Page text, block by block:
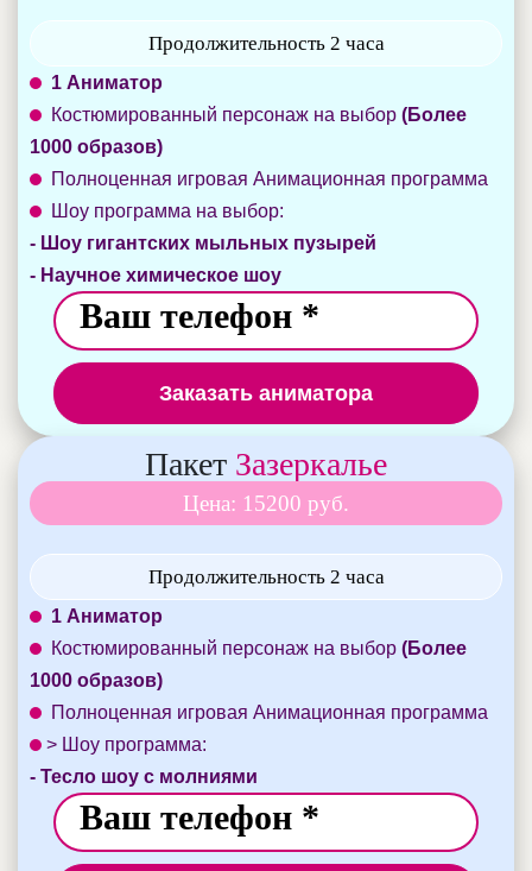
Продолжительность 2 часа
1 Аниматор
Костюмированный персонаж на выбор (Более
1000 образов)
Полноценная игровая Анимационная программа
Шоу программа на выбор:
- Шоу гигантских мыльных пузырей
- Научное химическое шоу
Заказать аниматора
Пакет Зазеркалье
Цена: 15200 руб.
Продолжительность 2 часа
1 Аниматор
Костюмированный персонаж на выбор (Более
1000 образов)
Полноценная игровая Анимационная программа
> Шоу программа:
- Тесло шоу с молниями